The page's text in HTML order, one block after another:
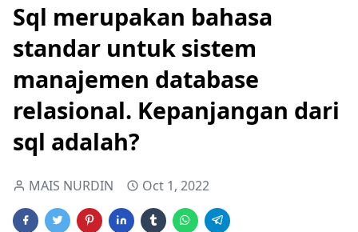
Sql merupakan bahasa
standar untuk sistem
manajemen database
relasional. Kepanjangan dari
sql adalah?
MAIS NURDIN Oct 1, 2022